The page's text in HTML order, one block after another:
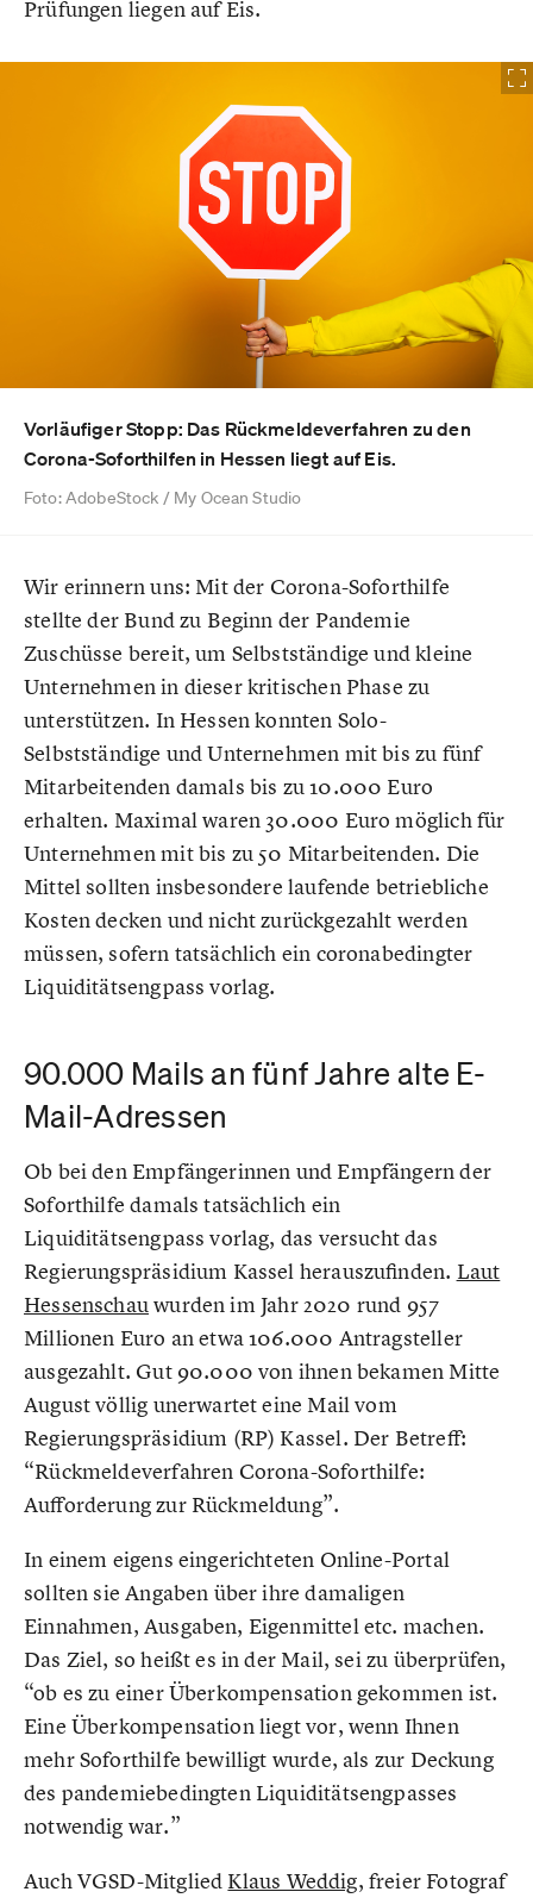
Prüfungen liegen auf Eis.
Vorläufiger Stopp: Das Rückmeldeverfahren zu den
Corona-Soforthilfen in Hessen liegt auf Eis.
Foto: AdobeStock / My Ocean Studio
Wir erinnern uns: Mit der Corona-Soforthilfe
stellte der Bund zu Beginn der Pandemie
Zuschüsse bereit, um Selbstständige und kleine
Unternehmen in dieser kritischen Phase zu
unterstützen. In Hessen konnten Solo-
Selbstständige und Unternehmen mit bis zu fünf
Mitarbeitenden damals bis zu 10.000 Euro
erhalten. Maximal waren 30.000 Euro möglich für
Unternehmen mit bis zu 50 Mitarbeitenden. Die
Mittel sollten insbesondere laufende betriebliche
Kosten decken und nicht zurückgezahlt werden
müssen, sofern tatsächlich ein coronabedingter
Liquiditätsengpass vorlag.
90.000 Mails an fünf Jahre alte E-
Mail-Adressen
Ob bei den Empfängerinnen und Empfängern der
Soforthilfe damals tatsächlich ein
Liquiditätsengpass vorlag, das versucht das
Regierungspräsidium Kassel herauszufinden. Laut
Hessenschauwurden im Jahr 2020 rund 957
Millionen Euro an etwa 106.000 Antragsteller
ausgezahlt. Gut 90.000 von ihnen bekamen Mitte
August völlig unerwartet eine Mail vom
Regierungspräsidium (RP) Kassel. Der Betreff:
“Rückmeldeverfahren Corona-Soforthilfe:
Aufforderung zur Rückmeldung”.
In einem eigens eingerichteten Online-Portal
sollten sie Angaben über ihre damaligen
Einnahmen, Ausgaben, Eigenmittel etc. machen.
Das Ziel, so heißt es in der Mail, sei zu überprüfen,
“ob es zu einer Überkompensation gekommen ist.
Eine Überkompensation liegt vor, wenn Ihnen
mehr Soforthilfe bewilligt wurde, als zur Deckung
des pandemiebedingten Liquiditätsengpasses
notwendig war.”
Auch VGSD-Mitglied Klaus Weddig, freier Fotograf